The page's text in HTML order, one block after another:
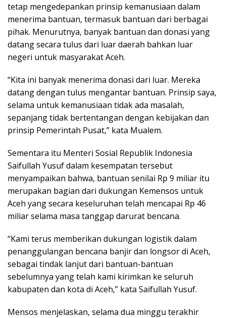
tetap mengedepankan prinsip kemanusiaan dalam
menerima bantuan, termasuk bantuan dari berbagai
pihak. Menurutnya, banyak bantuan dan donasi yang
datang secara tulus dari luar daerah bahkan luar
negeri untuk masyarakat Aceh.
“Kita ini banyak menerima donasi dari luar. Mereka
datang dengan tulus mengantar bantuan. Prinsip saya,
selama untuk kemanusiaan tidak ada masalah,
sepanjang tidak bertentangan dengan kebijakan dan
prinsip Pemerintah Pusat,” kata Mualem.
Sementara itu Menteri Sosial Republik Indonesia
Saifullah Yusuf dalam kesempatan tersebut
menyampaikan bahwa, bantuan senilai Rp 9 miliar itu
merupakan bagian dari dukungan Kemensos untuk
Aceh yang secara keseluruhan telah mencapai Rp 46
miliar selama masa tanggap darurat bencana.
“Kami terus memberikan dukungan logistik dalam
penanggulangan bencana banjir dan longsor di Aceh,
sebagai tindak lanjut dari bantuan-bantuan
sebelumnya yang telah kami kirimkan ke seluruh
kabupaten dan kota di Aceh,” kata Saifullah Yusuf.
Mensos menjelaskan, selama dua minggu terakhir